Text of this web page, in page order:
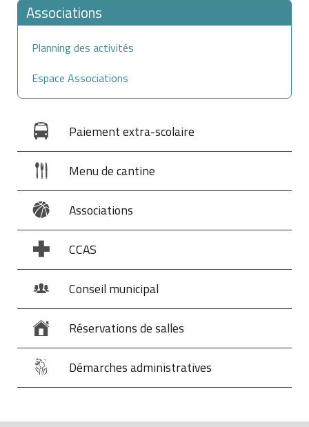
Associations
Planning des activités
Espace Associations
Paiement extra-scolaire
Menu de cantine
Associations
CCAS
Conseil municipal
Réservations de salles
Démarches administratives